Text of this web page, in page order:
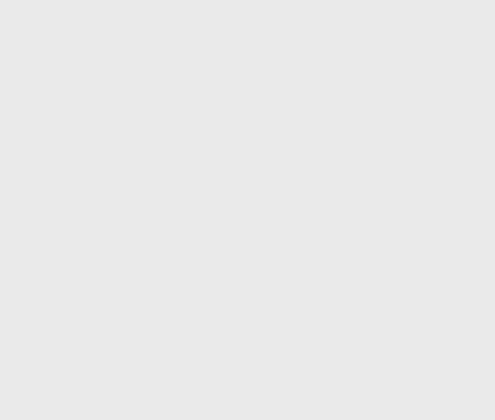
فساد و اختلاس اموال
واهی و کذب محض
نشده است
علیه ایران است